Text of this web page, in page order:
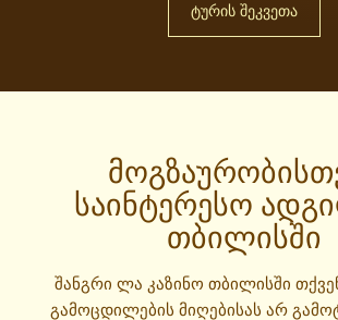
ᲢᲣᲠᲘᲡ ᲨᲔᲙᲕᲔᲗᲐ
საინტერესო
თბილისში
შანგრი ლა კაზინო თბილისში
გამოცდილების მიღებისას არ